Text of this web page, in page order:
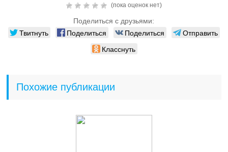
(пока оценок нет)
Поделиться с друзьями:
Твитнуть Поделиться Поделиться
Отправить
Класснуть
Похожие публикации